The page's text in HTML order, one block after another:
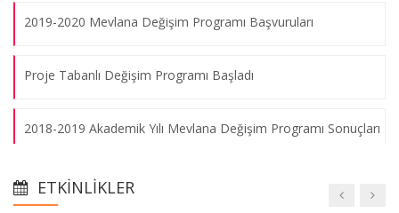
2019-2020 Mevlana Değişim Programı Başvuruları
Proje Tabanlı Değişim Programı Başladı
2018-2019 Akademik Yılı Mevlana Değişim Programı Sonuçları
2018-2019 MEVLANA DEĞİŞİM PROGRAMI İNGİLİZCE
YABANCI DİL SINAVI SONUÇLARI
ETKINLIKLER